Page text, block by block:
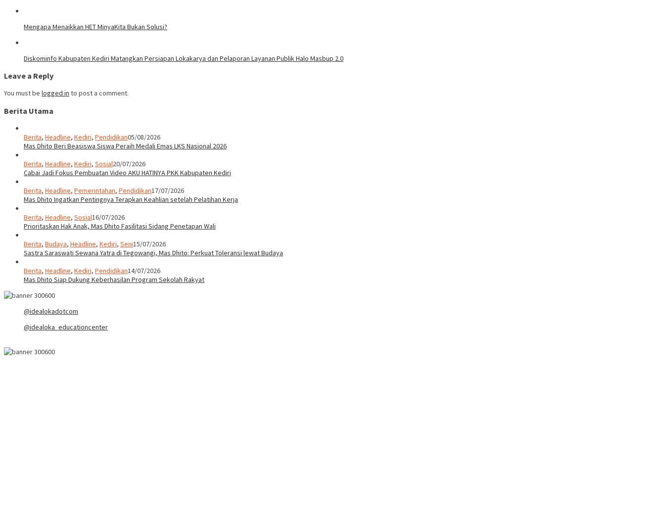
Mengapa Menaikkan HET MinyaKita Bukan Solusi?
Diskominfo Kabupaten Kediri Matangkan Persiapan Lokakarya dan Pelaporan Layanan Publik Halo Masbup 2.0
Leave a Reply
You must be logged in to post a comment.
Berita Utama
Berita, Headline, Kediri, Pendidikan05/08/2026
Mas Dhito Beri Beasiswa Siswa Peraih Medali Emas LKS Nasional 2026
Berita, Headline, Kediri, Sosial20/07/2026
Cabai Jadi Fokus Pembuatan Video AKU HATINYA PKK Kabupaten Kediri
Berita, Headline, Pemerintahan, Pendidikan17/07/2026
Mas Dhito Ingatkan Pentingnya Terapkan Keahlian setelah Pelatihan Kerja
Berita, Headline, Sosial16/07/2026
Prioritaskan Hak Anak, Mas Dhito Fasilitasi Sidang Penetapan Wali
Berita, Budaya, Headline, Kediri, Seni15/07/2026
Sastra Saraswati Sewana Yatra di Tegowangi, Mas Dhito: Perkuat Toleransi lewat Budaya
Berita, Headline, Kediri, Pendidikan14/07/2026
Mas Dhito Siap Dukung Keberhasilan Program Sekolah Rakyat
@idealokadotcom
@idealoka_educationcenter